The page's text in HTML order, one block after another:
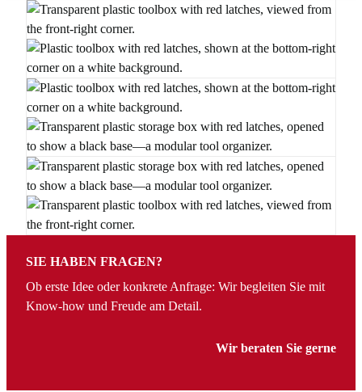
SIE HABEN FRAGEN?
Ob erste Idee oder konkrete Anfrage: Wir begleiten Sie mit
Know-how und Freude am Detail.
Wir beraten Sie gerne